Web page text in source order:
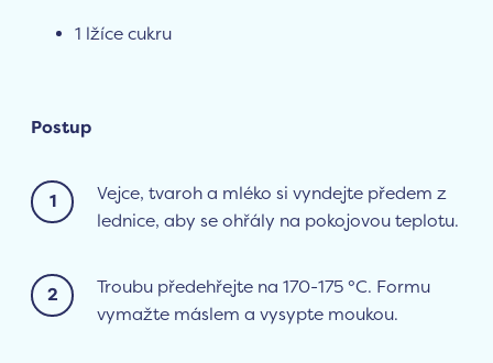
1 lžíce cukru
Postup
Vejce, tvaroh a mléko si vyndejte předem z
lednice, aby se ohřály na pokojovou teplotu.
Troubu předehřejte na 170-175 °C. Formu
vymažte máslem a vysypte moukou.